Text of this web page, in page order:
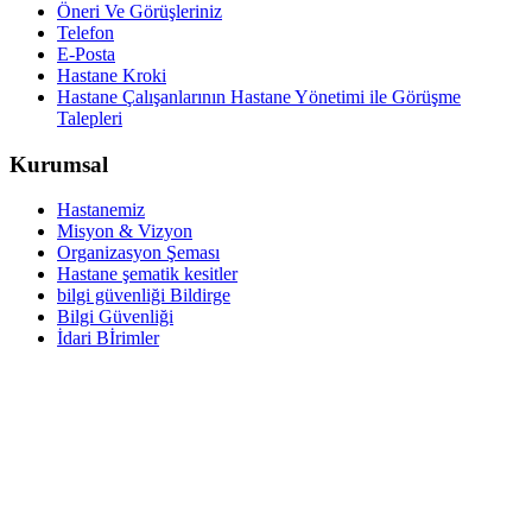
Öneri Ve Görüşleriniz
Telefon
E-Posta
Hastane Kroki
Hastane Çalışanlarının Hastane Yönetimi ile Görüşme
Talepleri
Kurumsal
Hastanemiz
Misyon & Vizyon
Organizasyon Şeması
Hastane şematik kesitler
bilgi güvenliği Bildirge
Bilgi Güvenliği
İdari Bİrimler